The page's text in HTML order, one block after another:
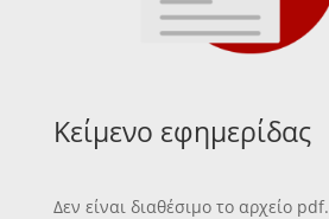
Κείμενο εφημερίδας
Δεν είναι διαθέσιμο το αρχείο pdf.